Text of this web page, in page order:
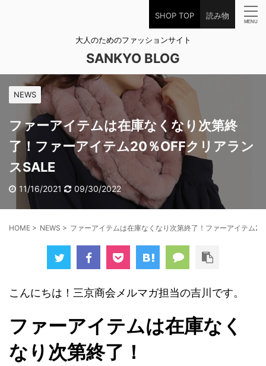
SHOP TOP 読み物
大人のためのファッションサイト
SANKYO BLOG
NEWS
ファーアイテムは在庫なくなり次第終
了！ファーアイテム20％OFFクリアラン
スSALE
11/16/2021 09/30/2022
HOME > NEWS > ファーアイテムは在庫なくなり次第終了！ファーアイテム
こんにちは！三京商会メルマガ担当の吉川です。
ファーアイテムは在庫なく
なり次第終了！